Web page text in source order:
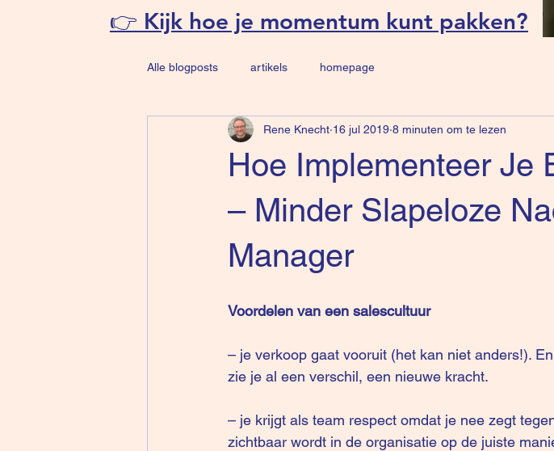
👉 Kijk hoe je momentum kunt pakken?
Alle blogposts artikels homepage
Hoe Implementeer Je
– Minder Slapeloze
Manager
Rene Knecht 16 jul 2019 8 minuten om te lezen
Voordelen van een salescultuur
– je verkoop gaat vooruit (het kan niet anders!).
zie je al een verschil, een nieuwe kracht.
– je krijgt als team respect omdat je nee zegt
zichtbaar wordt in de organisatie op de juiste